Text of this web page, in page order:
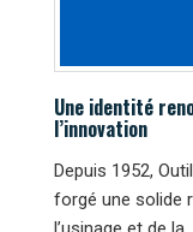
Une identité
l’innovation
Depuis 1952,
forgé une solide